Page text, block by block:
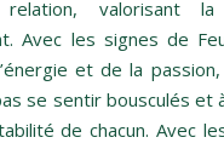
valorisant
Avec les signes de
et de la
se sentir bousculés et
de chacun. Avec